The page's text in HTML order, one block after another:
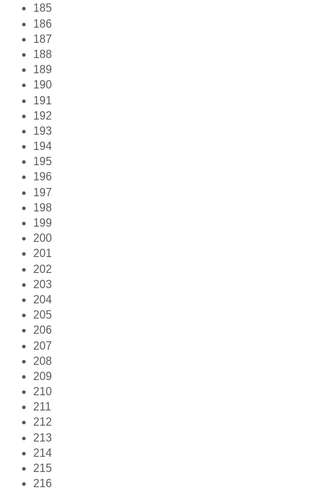
185
186
187
188
189
190
191
192
193
194
195
196
197
198
199
200
201
202
203
204
205
206
207
208
209
210
211
212
213
214
215
216